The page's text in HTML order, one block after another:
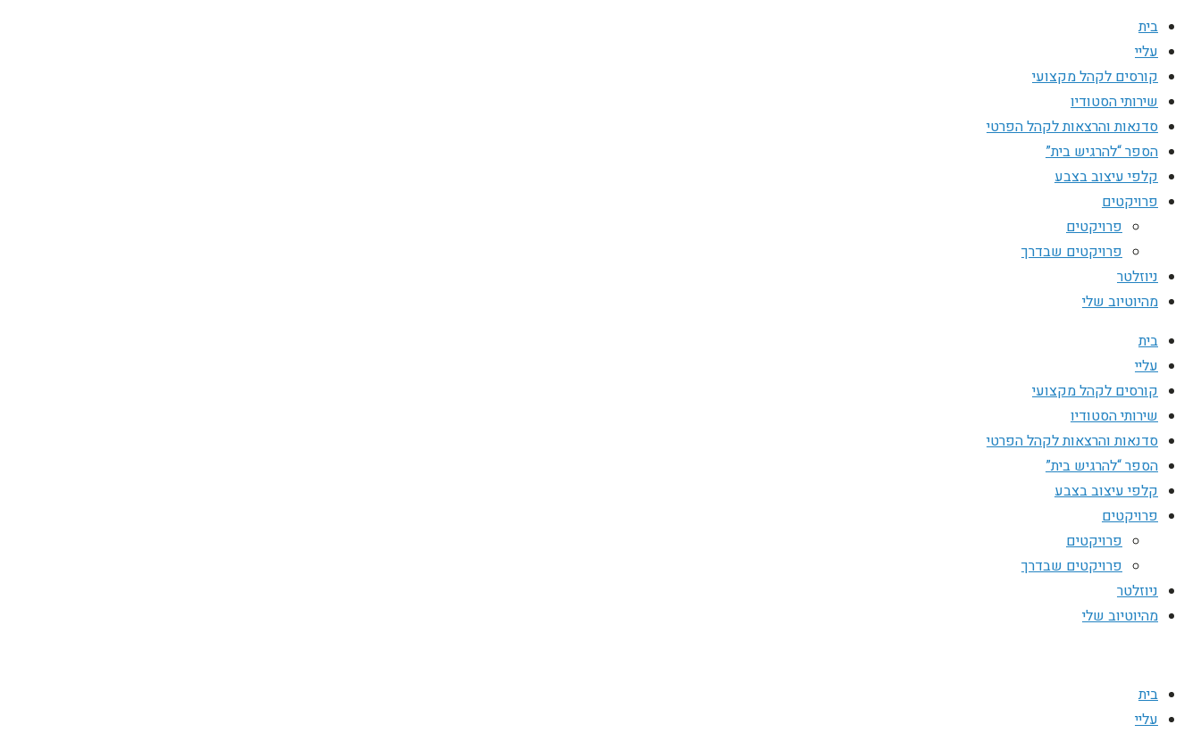
בית
עליי
קורסים לקהל מקצועי
שירותי הסטודיו
סדנאות והרצאות לקהל הפרטי
הספר “להרגיש בית”
קלפי עיצוב בצבע
פרויקטים
פרויקטים
פרויקטים שבדרך
ניוזלטר
מהיוטיוב שלי
בית
עליי
קורסים לקהל מקצועי
שירותי הסטודיו
סדנאות והרצאות לקהל הפרטי
הספר “להרגיש בית”
קלפי עיצוב בצבע
פרויקטים
פרויקטים
פרויקטים שבדרך
ניוזלטר
מהיוטיוב שלי
בית
עליי